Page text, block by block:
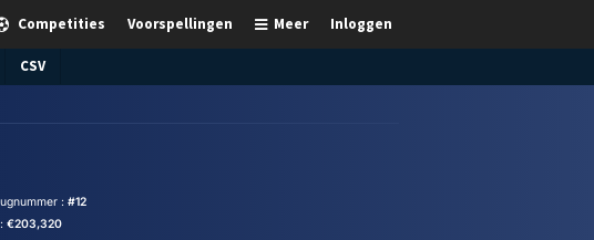
Inloggen
Meer
Voorspellingen
Competities
CSV
: #12
€203,320